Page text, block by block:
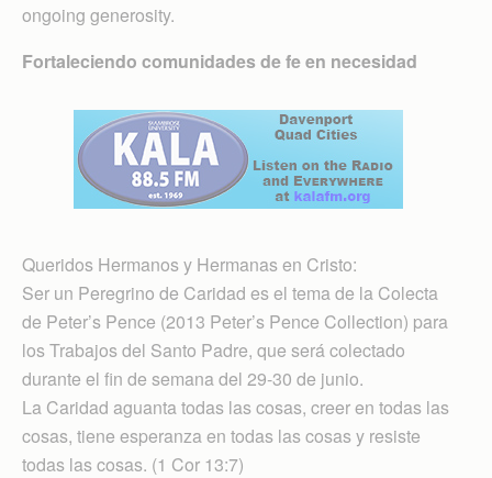
ongoing generosity.
Fortaleciendo comunidades de fe en necesidad
Queridos Hermanos y Hermanas en Cristo:
Ser un Peregrino de Caridad es el tema de la Colecta
de Peter’s Pence (2013 Peter’s Pence Collection) para
los Trabajos del Santo Padre, que será colectado
durante el fin de semana del 29-30 de junio.
La Caridad aguanta todas las cosas, creer en todas las
cosas, tiene esperanza en todas las cosas y resiste
todas las cosas. (1 Cor 13:7)